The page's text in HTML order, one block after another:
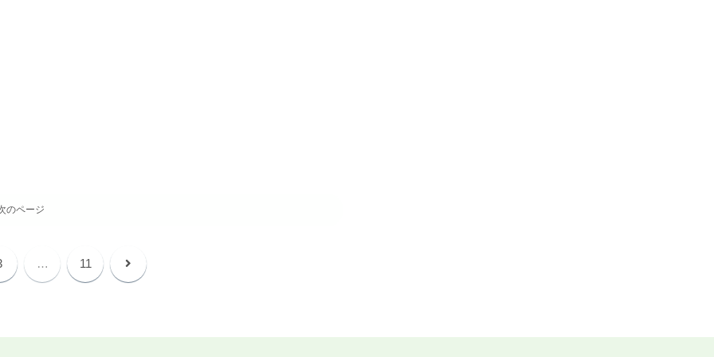
のページ
… 11